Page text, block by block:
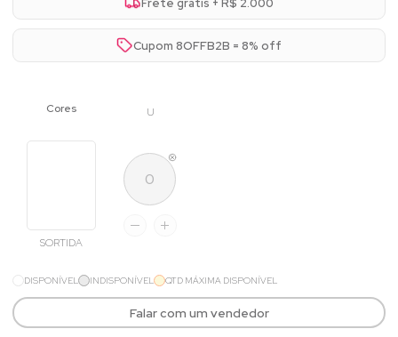
Cupom 8OFFB2B = 8% off
U
SORTIDA
DISPONÍVEL INDISPONÍVEL QTD MÁXIMA DISPONÍVEL
Falar com um vendedor